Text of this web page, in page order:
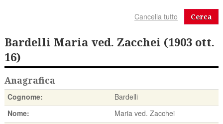
Cerca
Bardelli Maria ved. Zacchei (1903 ott.
16)
Anagrafica
Cognome:
Bardelli
Nome:
Maria ved. Zacchei